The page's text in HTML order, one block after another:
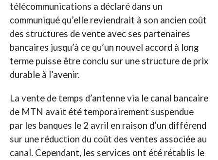
télécommunications a déclaré dans un
communiqué qu’elle reviendrait à son ancien coût
des structures de vente avec ses partenaires
bancaires jusqu’à ce qu’un nouvel accord à long
terme puisse être conclu sur une structure de prix
durable à l’avenir.
La vente de temps d’antenne via le canal bancaire
de MTN avait été temporairement suspendue
par les banques le 2 avril en raison d’un différend
sur une réduction du coût des ventes associée au
canal. Cependant, les services ont été rétablis le